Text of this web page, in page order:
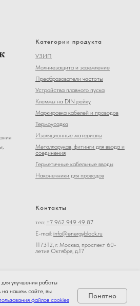
Категории продукта
УЗИП
Молниезащита и заземление
Преобразователи частоты
Устройства плавного пуска
Клеммы на DIN рейку
Маркировка кабелей и проводов
Термоусадка
Изоляционные материалы
Металлорукав, фитинги для ввода и
соединения
Герметичные кабельные вводы
Наконечники для проводов
Контакты
тел: +7 962 949 49 87
E-mail: info@energyblock.ru
117312, г. Москва, проспект 60-
летия Октября, д.17
улучшения работы
на нашем сайте, вы
файлов cookies
Понятно